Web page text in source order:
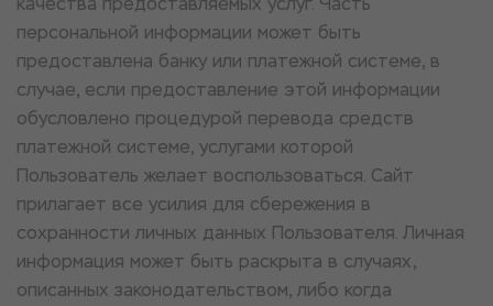
персональной информации может быть
предоставлена банку или платежной системе, в
случае, если предоставление этой информации
обусловлено процедурой перевода средств
платежной системе, услугами которой
Пользователь желает воспользоваться. Сайт
прилагает все усилия для сбережения в
сохранности личных данных Пользователя. Личная
информация может быть раскрыта в случаях,
описанных законодательством, либо когда